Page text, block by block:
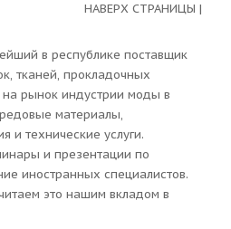
НАВЕРХ СТРАНИЦЫ |
в республике поставщик
тканей, прокладочных
на рынок индустрии моды в
материалы,
и технические услуги.
и презентации по
иностранных специалистов.
это нашим вкладом в